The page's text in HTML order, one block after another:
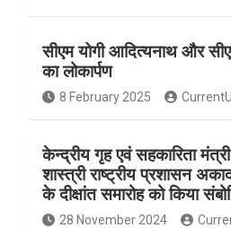
ce
b
o
o
k
s
A
p
p
सीएम योगी आदित्यनाथ और
का लोकार्पण
8 February 2025
केन्द्रीय गृह एवं सहकारिता
शास्त्री राष्ट्रीय प्रशासन
के दीक्षांत समारोह को किया
28 November 2024